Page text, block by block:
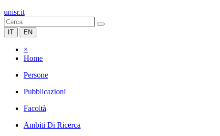
unisr.it
IT EN
×
Home
Persone
Pubblicazioni
Facoltà
Ambiti Di Ricerca